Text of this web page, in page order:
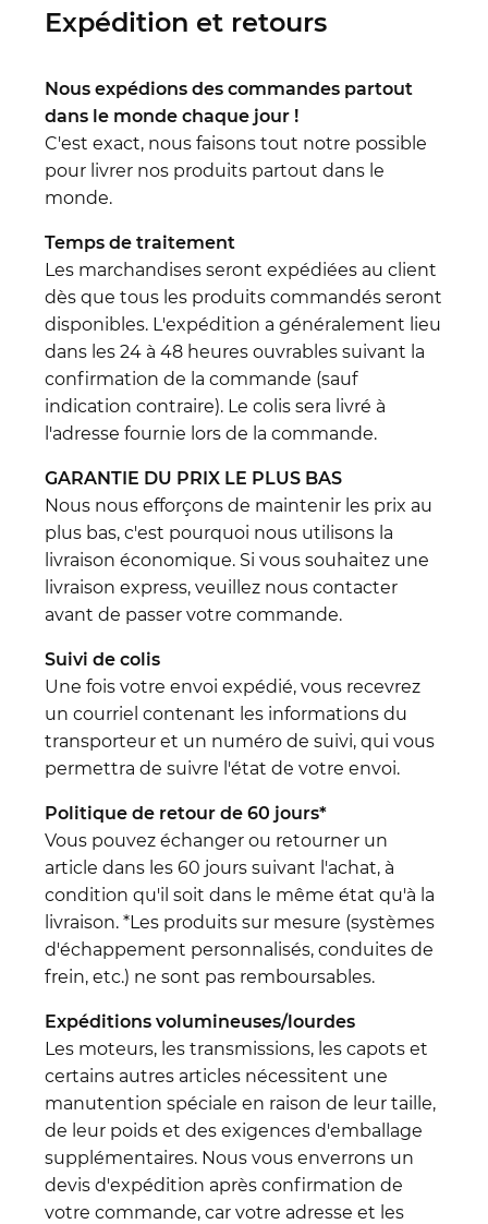
Expédition et retours
Nous expédions des commandes partout
dans le monde chaque jour !
C'est exact, nous faisons tout notre possible
pour livrer nos produits partout dans le
monde.
Temps de traitement
Les marchandises seront expédiées au client
dès que tous les produits commandés seront
disponibles. L'expédition a généralement lieu
dans les 24 à 48 heures ouvrables suivant la
confirmation de la commande (sauf
indication contraire). Le colis sera livré à
l'adresse fournie lors de la commande.
GARANTIE DU PRIX LE PLUS BAS
Nous nous efforçons de maintenir les prix au
plus bas, c'est pourquoi nous utilisons la
livraison économique. Si vous souhaitez une
livraison express, veuillez nous contacter
avant de passer votre commande.
Suivi de colis
Une fois votre envoi expédié, vous recevrez
un courriel contenant les informations du
transporteur et un numéro de suivi, qui vous
permettra de suivre l'état de votre envoi.
Politique de retour de 60 jours*
Vous pouvez échanger ou retourner un
article dans les 60 jours suivant l'achat, à
condition qu'il soit dans le même état qu'à la
livraison. *Les produits sur mesure (systèmes
d'échappement personnalisés, conduites de
frein, etc.) ne sont pas remboursables.
Expéditions volumineuses/lourdes
Les moteurs, les transmissions, les capots et
certains autres articles nécessitent une
manutention spéciale en raison de leur taille,
de leur poids et des exigences d'emballage
supplémentaires. Nous vous enverrons un
devis d'expédition après confirmation de
votre commande, car votre adresse et les